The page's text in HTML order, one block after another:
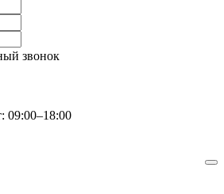
звонок
09:00–18:00